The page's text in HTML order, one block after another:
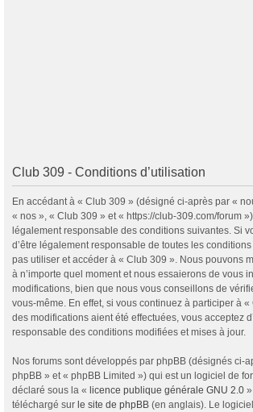
Club 309 - Conditions d’utilisation
En accédant à « Club 309 » (désigné ci-après par «
« nos », « Club 309 » et « https://club-309.com/forum
légalement responsable des conditions suivantes. Si
d’être légalement responsable de toutes les
pas utiliser et accéder à « Club 309 ». Nous pouvons
à n’importe quel moment et nous essaierons de vous
modifications, bien que nous vous conseillons de
vous-même. En effet, si vous continuez à participer à
des modifications aient été effectuées, vous acceptez
responsable des conditions modifiées et mises à jour.
Nos forums sont développés par phpBB (désignés ci-
phpBB » et « phpBB Limited ») qui est un logiciel de
déclaré sous la « licence publique générale GNU 2.0
téléchargé sur le site de phpBB (en anglais). Le